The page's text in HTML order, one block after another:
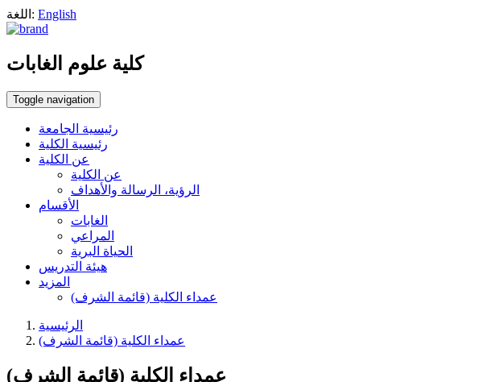
اللغة: English
كلية علوم الغابات
Toggle navigation
رئيسية الجامعة
رئيسية الكلية
عن الكلية
عن الكلية
الرؤية، الرسالة والأهداف
الأقسام
الغابات
المراعي
الحياة البرية
هيئة التدريس
المزيد
عمداء الكلية (قائمة الشرف)
الرئيسية
عمداء الكلية (قائمة الشرف)
عمداء الكلية (قائمة الشرف)